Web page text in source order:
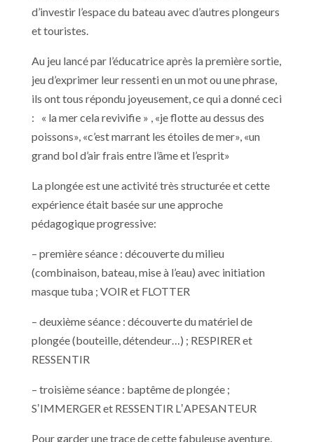
d’investir l’espace du bateau avec d’autres plongeurs
et touristes.
Au jeu lancé par l’éducatrice après la première sortie,
jeu d’exprimer leur ressenti en un mot ou une phrase,
ils ont tous répondu joyeusement, ce qui a donné ceci
: « la mer cela revivifie » , «je flotte au dessus des
poissons», «c’est marrant les étoiles de mer», «un
grand bol d’air frais entre l’âme et l’esprit»
La plongée est une activité très structurée et cette
expérience était basée sur une approche
pédagogique progressive:
– première séance : découverte du milieu
(combinaison, bateau, mise à l’eau) avec initiation
masque tuba ; VOIR et FLOTTER
– deuxième séance : découverte du matériel de
plongée (bouteille, détendeur…) ; RESPIRER et
RESSENTIR
– troisième séance : baptême de plongée ;
SʼIMMERGER et RESSENTIR LʼAPESANTEUR
Pour garder une trace de cette fabuleuse aventure,